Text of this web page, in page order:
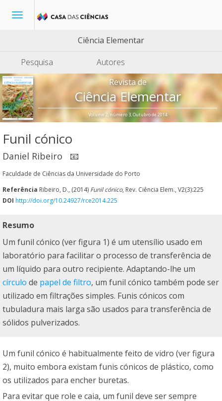
Toggle
Ciência Elementar
Pesquisa
Autores
Revista de
Ciência Elementar
Volume 2, número 3, Outubro de 2014
Funil cónico
Daniel Ribeiro 📧
Faculdade de Ciências da Universidade do Porto
Referência Ribeiro, D., (2014) Funil cónico, Rev. Ciência Elem., V2(3):225
DOI http://doi.org/10.24927/rce2014.225
Resumo
Um funil cónico (ver figura 1) é um utensílio usado em
laboratório para facilitar o processo de transferência de
um líquido para outro recipiente. Adaptando-lhe um
círculo de papel de filtro, um funil cónico também pode ser
utilizado em filtrações simples. Funis cónicos com
tubuladura mais larga são usados para transferência de
sólidos pulverizados.
Um funil cónico é habitualmente feito de vidro (ver figura
2), muito embora existam funis cónicos de plástico, como
os utilizados para encher buretas.
Para evitar que role e caia, um funil deve ser sempre